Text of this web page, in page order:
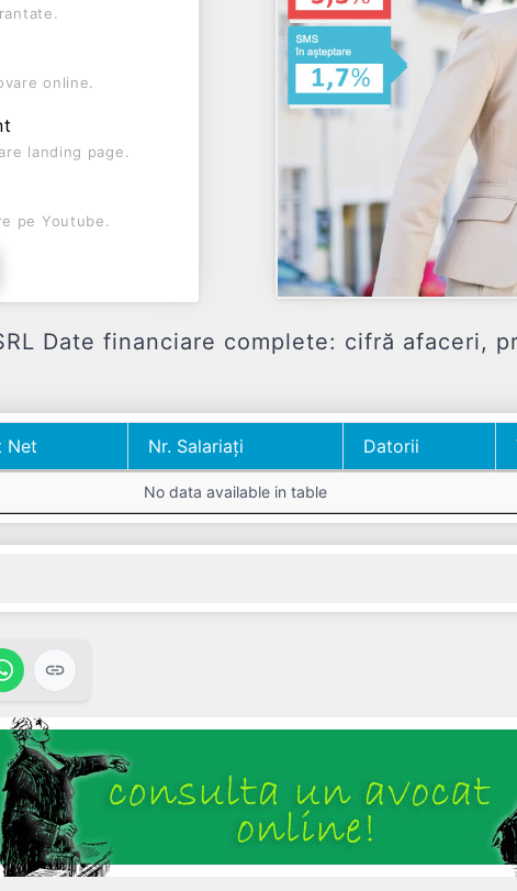
online.
landing page.
pe Youtube.
SRL Date financiare complete: cifră afaceri,
Net Nr. Salariați Datorii
Nr. Salariați
No data available in table